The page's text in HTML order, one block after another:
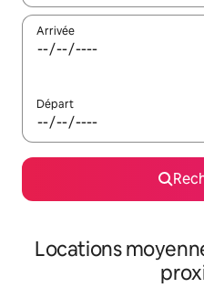
Arrivée
Départ
Locations